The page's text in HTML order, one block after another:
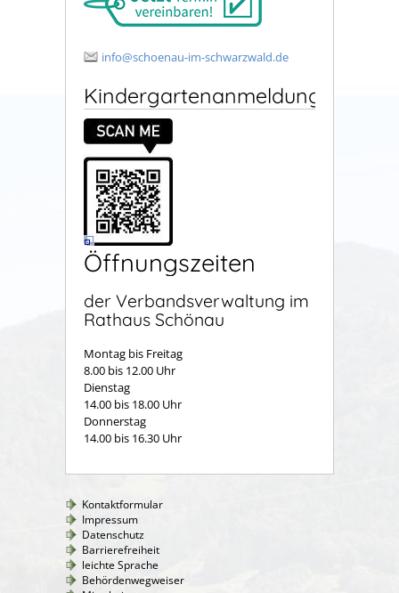
info@schoenau-im-schwarzwald.de
Kindergartenanmeldung
Öffnungszeiten
der Verbandsverwaltung im
Rathaus Schönau
Montag bis Freitag
8.00 bis 12.00 Uhr
Dienstag
14.00 bis 18.00 Uhr
Donnerstag
14.00 bis 16.30 Uhr
Kontaktformular
Impressum
Datenschutz
Barrierefreiheit
leichte Sprache
Behördenwegweiser